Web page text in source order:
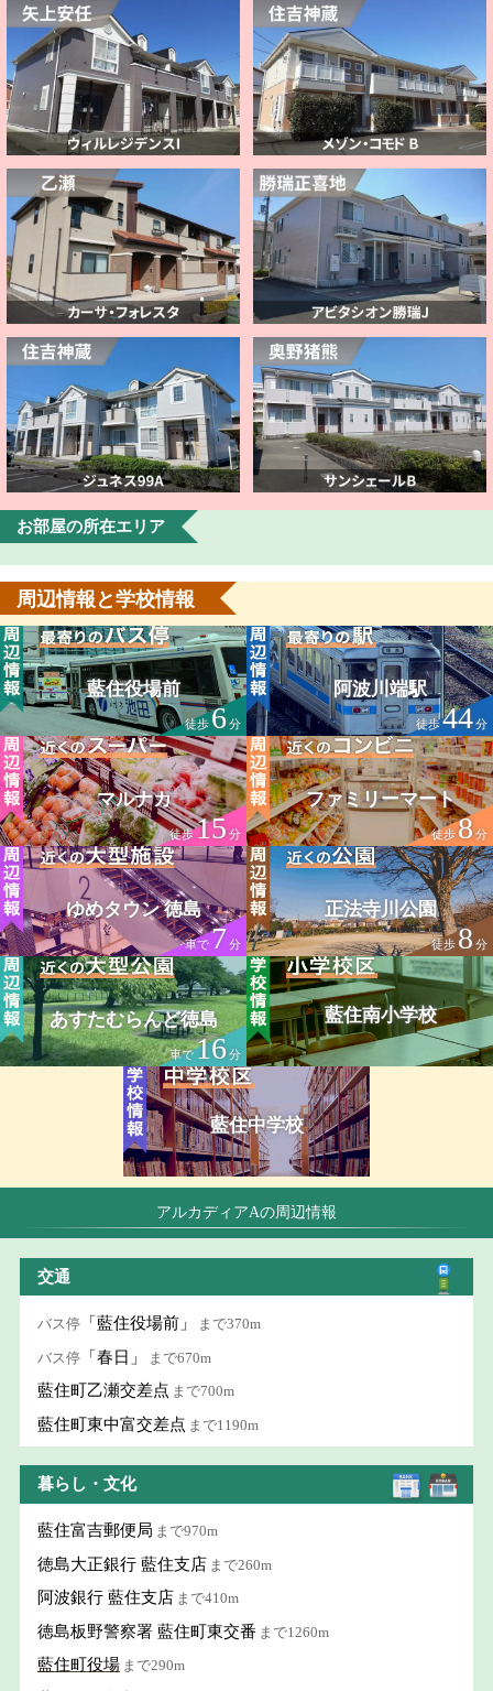
お部屋の所在エリア
周辺情報と学校情報
藍住役場前
徒歩6分
阿波川端駅
徒歩44分
マルナカ
徒歩15分
ファミリーマート
徒歩8分
ゆめタウン 徳島
車で7分
正法寺川公園
徒歩8 分
あすたむらんど徳島
車で16分
藍住南小学校
藍住中学校
アルカディアAの周辺情報
交通
バス停 「藍住役場前」 まで370m
バス停 「春日」 まで670m
藍住町乙瀬交差点 まで700m
藍住町東中富交差点 まで1190m
暮らし・文化
藍住富吉郵便局 まで970m
徳島大正銀行 藍住支店 まで260m
阿波銀行 藍住支店 まで410m
徳島板野警察署 藍住町東交番 まで1260m
藍住町役場 まで290m